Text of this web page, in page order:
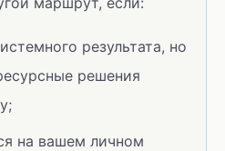
результата, но
решения
на вашем личном